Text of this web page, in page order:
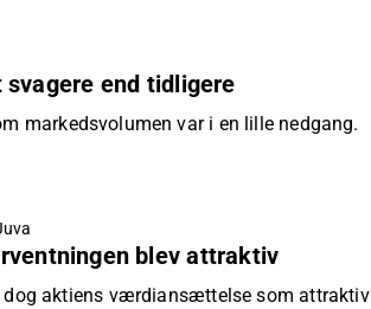
end tidligere
markedsvolumen var i en lille nedgang.
blev attraktiv
dog aktiens værdiansættelse som attraktiv